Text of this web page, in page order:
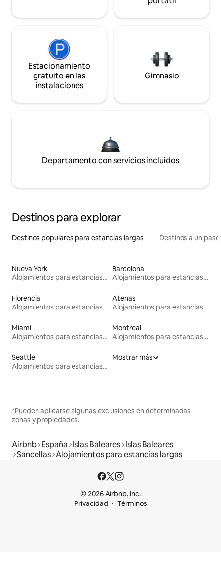
Estacionamiento
gratuito en las
instalaciones
Gimnasio
Departamento con servicios incluidos
Destinos para explorar
Destinos populares para estancias largas Destinos a un
Nueva York
Alojamientos para estancias largas
Barcelona
Alojamientos para estancias largas
Florencia
Alojamientos para estancias largas
Atenas
Alojamientos para estancias largas
Miami
Alojamientos para estancias largas
Montreal
Alojamientos para estancias largas
Seattle
Alojamientos para estancias largas
Mostrar más
*Pueden aplicarse algunas exclusiones en determinadas
zonas y propiedades.
Airbnb España Islas Baleares Islas Baleares
Sancellas Alojamientos para estancias largas
© 2026 Airbnb, Inc.
Privacidad
Términos